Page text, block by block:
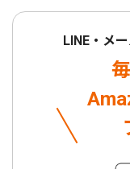
LINE・メ